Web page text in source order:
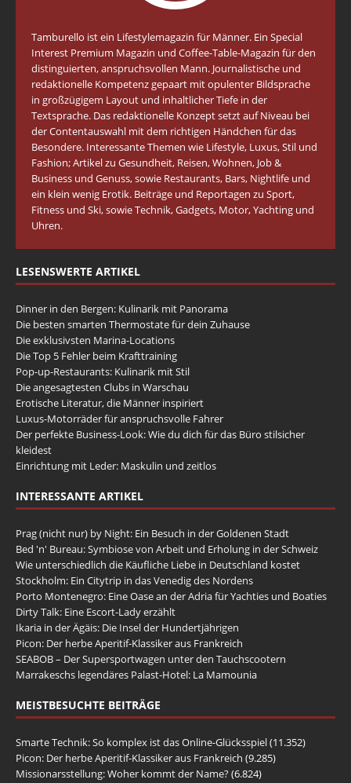
Tamburello ist ein Lifestylemagazin für Männer. Ein Special
Interest Premium Magazin und Coffee-Table-Magazin für den
distinguierten, anspruchsvollen Mann. Journalistische und
redaktionelle Kompetenz gepaart mit opulenter Bildsprache
in großzügigem Layout und inhaltlicher Tiefe in der
Textsprache. Das redaktionelle Konzept setzt auf Niveau bei
der Contentauswahl mit dem richtigen Händchen für das
Besondere. Interessante Themen wie Lifestyle, Luxus, Stil und
Fashion; Artikel zu Gesundheit, Reisen, Wohnen, Job &
Business und Genuss, sowie Restaurants, Bars, Nightlife und
ein klein wenig Erotik. Beiträge und Reportagen zu Sport,
Fitness und Ski, sowie Technik, Gadgets, Motor, Yachting und
Uhren.
LESENSWERTE ARTIKEL
Dinner in den Bergen: Kulinarik mit Panorama
Die besten smarten Thermostate für dein Zuhause
Die exklusivsten Marina-Locations
Die Top 5 Fehler beim Krafttraining
Pop-up-Restaurants: Kulinarik mit Stil
Die angesagtesten Clubs in Warschau
Erotische Literatur, die Männer inspiriert
Luxus-Motorräder für anspruchsvolle Fahrer
Der perfekte Business-Look: Wie du dich für das Büro stilsicher
kleidest
Einrichtung mit Leder: Maskulin und zeitlos
INTERESSANTE ARTIKEL
Prag (nicht nur) by Night: Ein Besuch in der Goldenen Stadt
Bed 'n' Bureau: Symbiose von Arbeit und Erholung in der Schweiz
Wie unterschiedlich die Käufliche Liebe in Deutschland kostet
Stockholm: Ein Citytrip in das Venedig des Nordens
Porto Montenegro: Eine Oase an der Adria für Yachties und Boaties
Dirty Talk: Eine Escort-Lady erzählt
Ikaria in der Ägäis: Die Insel der Hundertjährigen
Picon: Der herbe Aperitif-Klassiker aus Frankreich
SEABOB – Der Supersportwagen unter den Tauchscootern
Marrakeschs legendäres Palast-Hotel: La Mamounia
MEISTBESUCHTE BEITRÄGE
Smarte Technik: So komplex ist das Online-Glücksspiel(11.352)
Picon: Der herbe Aperitif-Klassiker aus Frankreich (9.285)
Missionarsstellung: Woher kommt der Name?(6.824)